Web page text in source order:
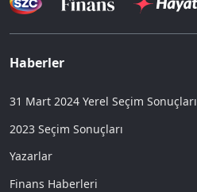
Haberler
31 Mart 2024 Yerel Seçim Sonuçları
2023 Seçim Sonuçları
Yazarlar
Finans Haberleri